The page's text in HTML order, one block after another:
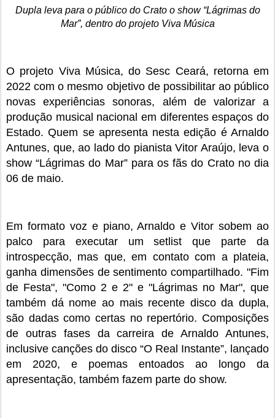
Dupla leva para o público do Crato o show “Lágrimas do
Mar”, dentro do projeto Viva Música
O projeto Viva Música, do Sesc Ceará, retorna em
2022 com o mesmo objetivo de possibilitar ao público
novas experiências sonoras, além de valorizar a
produção musical nacional em diferentes espaços do
Estado. Quem se apresenta nesta edição é Arnaldo
Antunes, que, ao lado do pianista Vitor Araújo, leva o
show “Lágrimas do Mar” para os fãs do Crato no dia
06 de maio.
Em formato voz e piano, Arnaldo e Vitor sobem ao
palco para executar um setlist que parte da
introspecção, mas que, em contato com a plateia,
ganha dimensões de sentimento compartilhado. "Fim
de Festa", "Como 2 e 2" e "Lágrimas no Mar", que
também dá nome ao mais recente disco da dupla,
são dadas como certas no repertório. Composições
de outras fases da carreira de Arnaldo Antunes,
inclusive canções do disco “O Real Instante”, lançado
em 2020, e poemas entoados ao longo da
apresentação, também fazem parte do show.